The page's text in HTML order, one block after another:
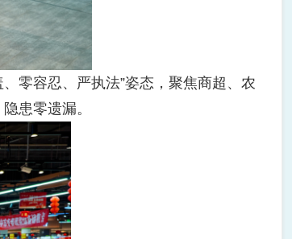
零容忍、严执法”姿态，聚焦商超、农
患零遗漏。